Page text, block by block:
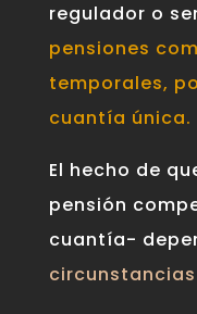
regulador o
pensiones
temporales,
cuantía única.
El hecho de
pensión
cuantía-